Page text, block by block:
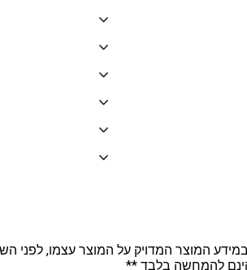
ורטבים גיפט קארד
במידע המוצר המדויק על המוצר עצמו, לפני
להמחשה בלבד **